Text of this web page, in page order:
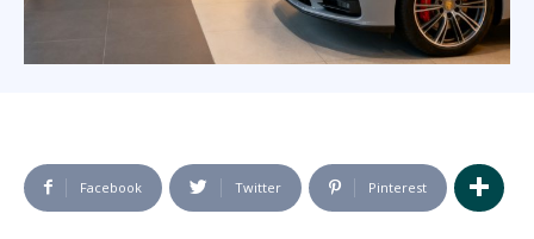
Facebook Twitter Pinterest